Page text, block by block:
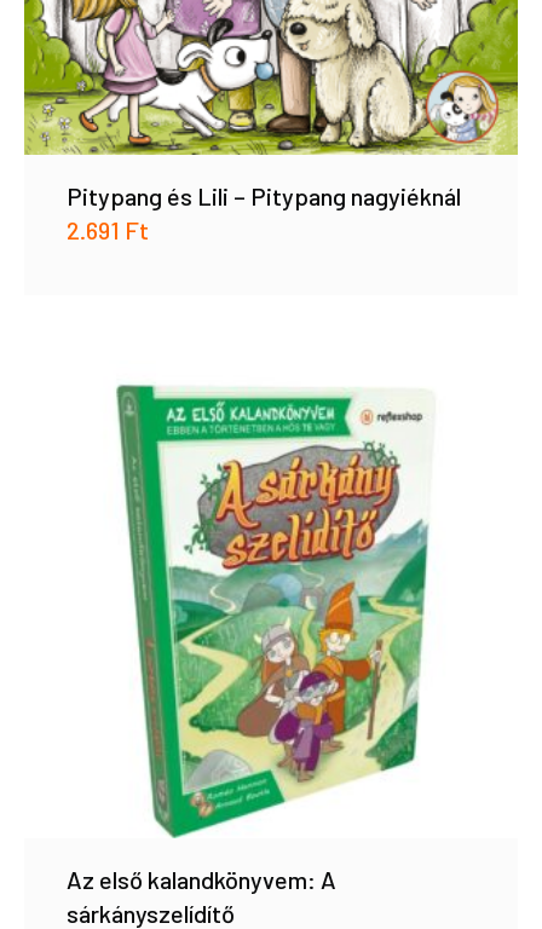
Pitypang és Lili – Pitypang nagyiéknál
2.691 Ft
Az első kalandkönyvem: A
sárkányszelídítő